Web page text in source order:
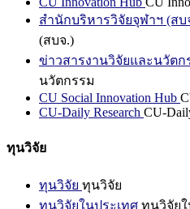
สำนักบริหารวิจัยจุฬาฯ (สบ
(สบจ.)
ข่าวสารงานวิจัยและนวัตก
นวัตกรรม
CU Social Innovation Hub
CU-Daily Research CU-
ทุนวิจัย
ทุนวิจัย ทุนวิจัย
ทุนวิจัยในประเทศ ทุนวิจัย